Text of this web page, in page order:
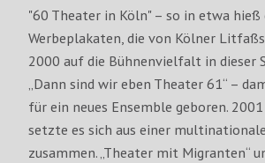
"60 Theater in Köln" – so in etwa hieß
Werbeplakaten, die von Kölner
2000 auf die Bühnenvielfalt in dieser
„Dann sind wir eben Theater 61“ –
für ein neues Ensemble geboren.
setzte es sich aus einer
zusammen. „Theater mit Migranten“